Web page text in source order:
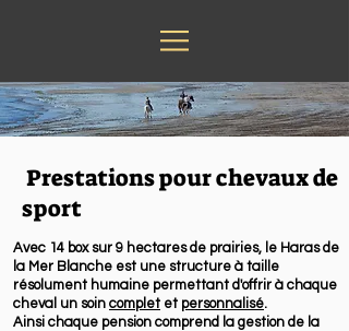
Prestations pour chevaux de
sport
Avec 14 box sur 9 hectares de prairies, le Haras de
la Mer Blanche est une structure à taille
résolument humaine permettant d'offrir à chaque
cheval un soin complet et personnalisé.
Ainsi chaque pension comprend la gestion de la